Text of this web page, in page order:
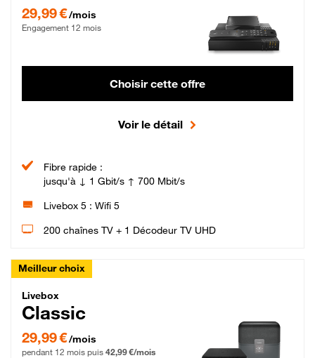
29,99 €/mois
Engagement 12 mois
Choisir cette offre
Voir le détail
Fibre rapide :
jusqu'à ↓ 1 Gbit/s ↑ 700 Mbit/s
Livebox 5 : Wifi 5
200 chaînes TV + 1 Décodeur TV UHD
Meilleur choix
Livebox Classic Fibre
Livebox
Classic
29,99 € par mois pendant 12 mois puis 42,99 € par mois, Engagement 12 mois
29,99 €/mois
pendant 12 mois puis 42,99 €/mois